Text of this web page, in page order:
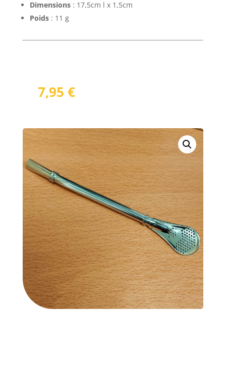
Dimensions: 17,5cm l x 1,5cm
Poids: 11 g
7,95 €